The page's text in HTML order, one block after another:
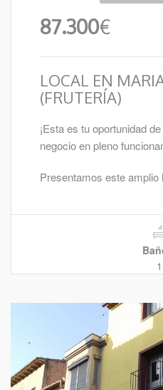
87.300€
LOCAL EN
(FRUTERÍA)
¡Esta es tu oportunidad
negocio en pleno
Presentamos este
1